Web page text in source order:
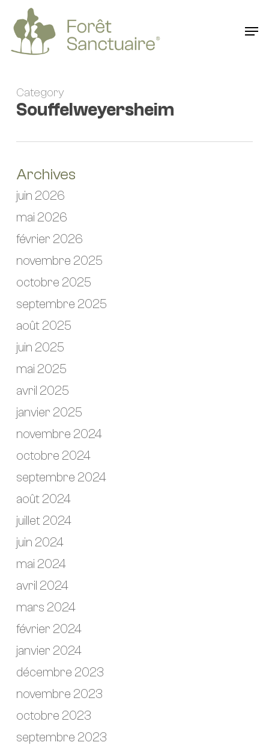
main
content
Category
Souffelweyersheim
Archives
juin 2026
mai 2026
février 2026
novembre 2025
octobre 2025
septembre 2025
août 2025
juin 2025
mai 2025
avril 2025
janvier 2025
novembre 2024
octobre 2024
septembre 2024
août 2024
juillet 2024
juin 2024
mai 2024
avril 2024
mars 2024
février 2024
janvier 2024
décembre 2023
novembre 2023
octobre 2023
septembre 2023